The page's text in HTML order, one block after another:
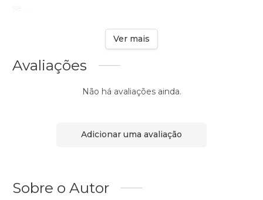
Ver mais
Avaliações
Não há avaliações ainda.
Adicionar uma avaliação
Sobre o Autor